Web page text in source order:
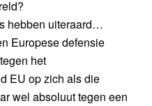
hebben uiteraard…
Europese defensie
het
EU op zich als die
wel absoluut tegen een